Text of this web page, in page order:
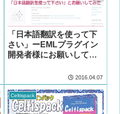
「日本語翻訳を使って下
さい」ーEMLプラグイン
開発者様にお願いしてみ
2016.04.07
Celtispack